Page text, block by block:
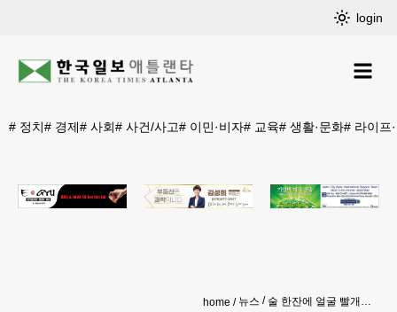
login
# 정치# 경제# 사회# 사건/사고# 이민·비자# 교육# 생활·문화# 라이프
home 뉴스 술 한잔에 얼굴 빨개지는 체질… 신장병 위험 살펴봤더니